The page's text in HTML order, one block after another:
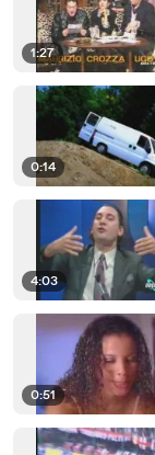
1:27
0:14
4:03
0:51